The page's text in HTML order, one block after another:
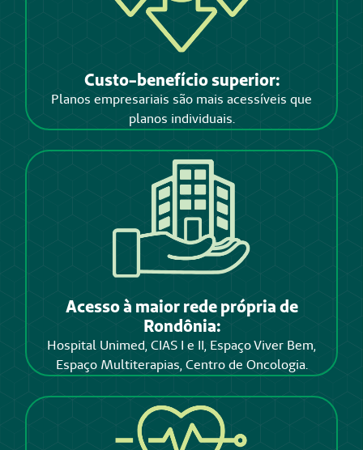
Custo-benefício superior:
Planos empresariais são mais acessíveis que
planos individuais.
Acesso à maior rede própria de
Rondônia:
Hospital Unimed, CIAS I e II, Espaço Viver Bem,
Espaço Multiterapias, Centro de Oncologia.